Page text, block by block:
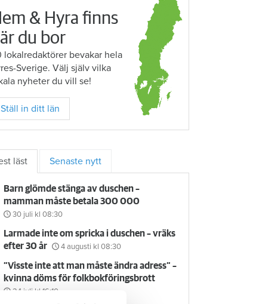
& Hyra finns
du bor
lokalredaktörer bevakar hela
Sverige. Välj själv vilka
nyheter du vill se!
Ställ in ditt län
läst Senaste nytt
Barn glömde stänga av duschen –
mamman måste betala 300 000
30 juli kl 08:30
Larmade inte om spricka i duschen – vräks
efter 30 år
4 augusti kl 08:30
”Visste inte att man måste ändra adress” –
kvinna döms för folkbokföringsbrott
24 juli kl 16:10